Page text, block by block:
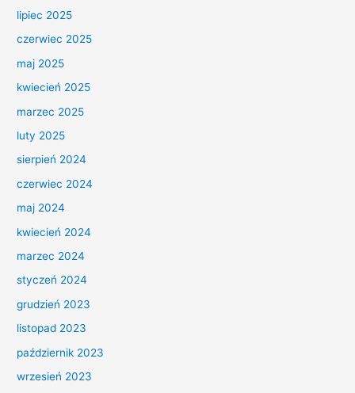
lipiec 2025
czerwiec 2025
maj 2025
kwiecień 2025
marzec 2025
luty 2025
sierpień 2024
czerwiec 2024
maj 2024
kwiecień 2024
marzec 2024
styczeń 2024
grudzień 2023
listopad 2023
październik 2023
wrzesień 2023